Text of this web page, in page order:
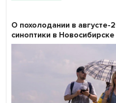
О похолодании в августе-
синоптики в Новосибирске